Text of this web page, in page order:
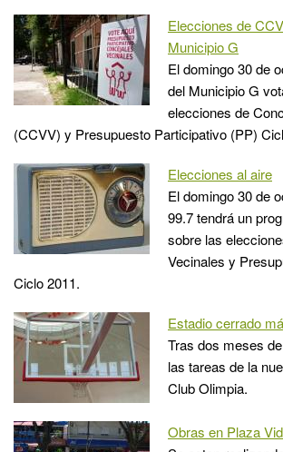
Elecciones de
Municipio G
El domingo 30 de
del Municipio G
elecciones de
(CCVV) y Presupuesto Participativo (PP)
Elecciones al aire
El domingo 30 de
99.7 tendrá un
sobre las
Vecinales y
Ciclo 2011.
Estadio cerrado
Tras dos meses
las tareas de la
Club Olimpia.
Obras en Plaza